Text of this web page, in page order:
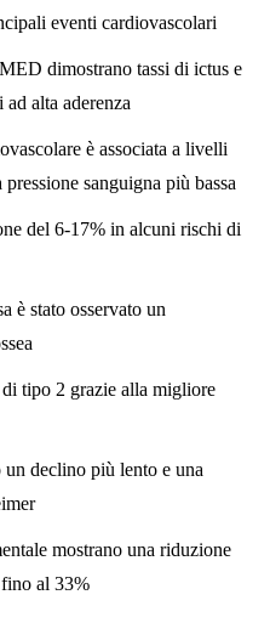
eventi cardiovascolari
dimostrano tassi di ictus e
alta aderenza
è associata a livelli
sanguigna più bassa
del 6-17% in alcuni rischi di
è stato osservato un
tipo 2 grazie alla migliore
declino più lento e una
mostrano una riduzione
al 33%